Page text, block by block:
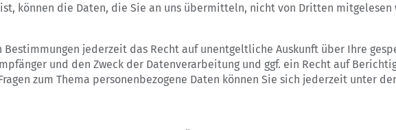
können die Daten, die Sie an uns übermitteln, nicht von Dritten mitgelesen
jederzeit das Recht auf unentgeltliche Auskunft über Ihre
und den Zweck der Datenverarbeitung und ggf. ein Recht auf
zum Thema personenbezogene Daten können Sie sich jederzeit unter